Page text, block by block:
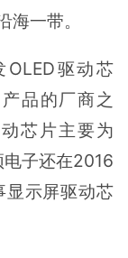
一带。
驱动芯
品的厂商之
芯片主要为
子还在2016
显示屏驱动芯